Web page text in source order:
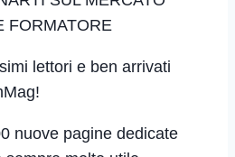
FORMATORE
lettori e ben arrivati
nuove pagine dedicate